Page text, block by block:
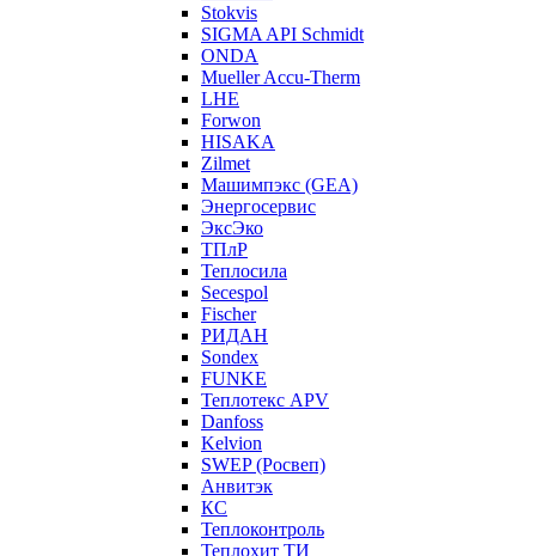
Stokvis
SIGMA API Schmidt
ONDA
Mueller Accu-Therm
LHE
Forwon
HISAKA
Zilmet
Машимпэкс (GEA)
Энергосервис
ЭксЭко
ТПлР
Теплосила
Secespol
Fischer
РИДАН
Sondex
FUNKE
Теплотекс APV
Danfoss
Kelvion
SWEP (Росвеп)
Анвитэк
КС
Теплоконтроль
Теплохит ТИ